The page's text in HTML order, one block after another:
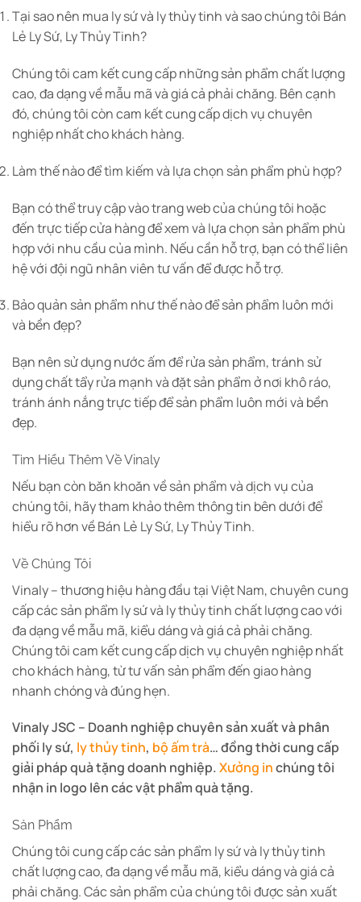
Tại sao nên mua ly sứ và ly thủy tinh và sao chúng tôi Bán
Lẻ Ly Sứ, Ly Thủy Tinh?
Chúng tôi cam kết cung cấp những sản phẩm chất lượng
cao, đa dạng về mẫu mã và giá cả phải chăng. Bên cạnh
đó, chúng tôi còn cam kết cung cấp dịch vụ chuyên
nghiệp nhất cho khách hàng.
Làm thế nào để tìm kiếm và lựa chọn sản phẩm phù hợp?
Bạn có thể truy cập vào trang web của chúng tôi hoặc
đến trực tiếp cửa hàng để xem và lựa chọn sản phẩm phù
hợp với nhu cầu của mình. Nếu cần hỗ trợ, bạn có thể liên
hệ với đội ngũ nhân viên tư vấn để được hỗ trợ.
Bảo quản sản phẩm như thế nào để sản phẩm luôn mới
và bền đẹp?
Bạn nên sử dụng nước ấm để rửa sản phẩm, tránh sử
dụng chất tẩy rửa mạnh và đặt sản phẩm ở nơi khô ráo,
tránh ánh nắng trực tiếp để sản phẩm luôn mới và bền
đẹp.
Tìm Hiểu Thêm Về Vinaly
Nếu bạn còn băn khoăn về sản phẩm và dịch vụ của
chúng tôi, hãy tham khảo thêm thông tin bên dưới để
hiểu rõ hơn về Bán Lẻ Ly Sứ, Ly Thủy Tinh.
Về Chúng Tôi
Vinaly – thương hiệu hàng đầu tại Việt Nam, chuyên cung
cấp các sản phẩm ly sứ và ly thủy tinh chất lượng cao với
đa dạng về mẫu mã, kiểu dáng và giá cả phải chăng.
Chúng tôi cam kết cung cấp dịch vụ chuyên nghiệp nhất
cho khách hàng, từ tư vấn sản phẩm đến giao hàng
nhanh chóng và đúng hẹn.
Vinaly JSC – Doanh nghiệp chuyên sản xuất và phân
phối ly sứ, ly thủy tinh, bộ ấm trà… đồng thời cung cấp
giải pháp quà tặng doanh nghiệp.Xưởng inchúng tôi
nhận in logo lên các vật phẩm quà tặng.
Sản Phẩm
Chúng tôi cung cấp các sản phẩm ly sứ và ly thủy tinh
chất lượng cao, đa dạng về mẫu mã, kiểu dáng và giá cả
phải chăng. Các sản phẩm của chúng tôi được sản xuất